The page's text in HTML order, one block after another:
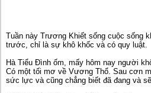
Tuần này Trương Khiết sống cuộc sống
trước, chỉ là sự khô khốc và có quy luật.
Hà Tiểu Đình ốm, mấy hôm nay người
Có một tối mơ về Vương Thổ. Sau cơn
sức lực và cũng chẳng biết đã đang và